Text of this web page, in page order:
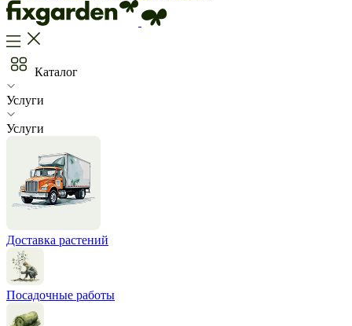
Каталог
Услуги
Услуги
Доставка растений
Посадочные работы